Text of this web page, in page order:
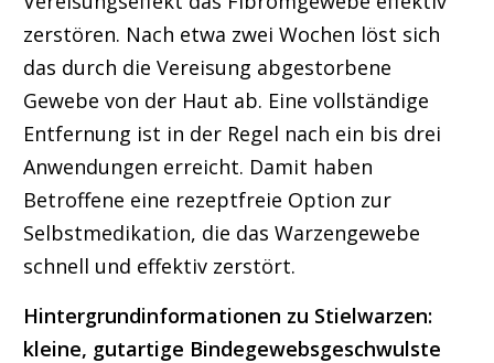
zerstören. Nach etwa zwei Wochen löst sich
das durch die Vereisung abgestorbene
Gewebe von der Haut ab. Eine vollständige
Entfernung ist in der Regel nach ein bis drei
Anwendungen erreicht. Damit haben
Betroffene eine rezeptfreie Option zur
Selbstmedikation, die das Warzengewebe
schnell und effektiv zerstört.
Hintergrundinformationen zu Stielwarzen:
kleine, gutartige Bindegewebsgeschwulste